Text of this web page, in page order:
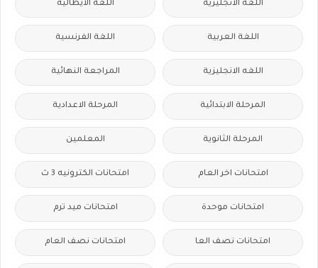
اللغة الانجليزية اللغة الايطالية
اللغة العربية اللغة الفرنسية
اللغه الانجليزية المراجعة النهائية
المرحلة الابتدائية المرحلة الاعدادية
المرحلة الثانوية المعلمين
امتحانات اخر العام امتحانات الكترونيه 3 ث
امتحانات موحدة امتحانات ميد ترم
امتحانات نصف العا امتحانات نصف العام